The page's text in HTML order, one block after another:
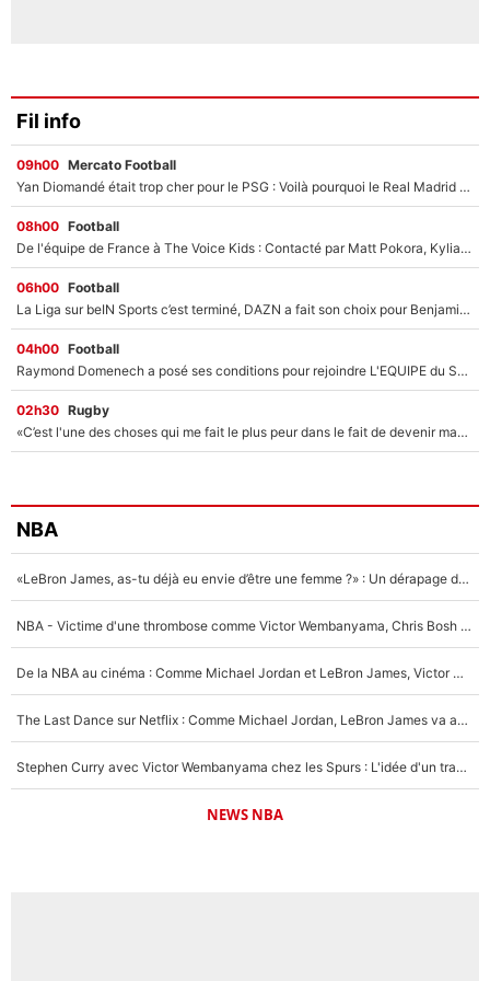
Fil info
09h00 Mercato Football
Yan Diomandé était trop cher pour le PSG : Voilà pourquoi le Real Madrid a accepté de payer la somme record de 140M€ pour boucler son transfert !
08h00 Football
De l'équipe de France à The Voice Kids : Contacté par Matt Pokora, Kylian Mbappé a accepté de jouer un rôle inédit sur TF1 !
06h00 Football
La Liga sur beIN Sports c’est terminé, DAZN a fait son choix pour Benjamin Da Silva et Omar Da Fonseca !
04h00 Football
Raymond Domenech a posé ses conditions pour rejoindre L'EQUIPE du Soir : Il refuse de faire l'émission avec un autre chroniqueur !
02h30 Rugby
«C’est l'une des choses qui me fait le plus peur dans le fait de devenir maman» : En couple avec Antoine Dupont, Iris Mittenaere s'inquiète déjà pour ses futurs enfants !
NBA
«LeBron James, as-tu déjà eu envie d’être une femme ?» : Un dérapage de Donald Trump sur la superstar de la NBA refait surface
NBA - Victime d'une thrombose comme Victor Wembanyama, Chris Bosh prévient le Français des risques sur sa santé : «J’ai failli mourir sur le coup et j’ai été ramené à la vie»
De la NBA au cinéma : Comme Michael Jordan et LeBron James, Victor Wembanyama rêve d'une carrière d'acteur !
The Last Dance sur Netflix : Comme Michael Jordan, LeBron James va avoir le droit à sa série !
Stephen Curry avec Victor Wembanyama chez les Spurs : L'idée d'un trade historique est lancée en NBA !
NEWS NBA